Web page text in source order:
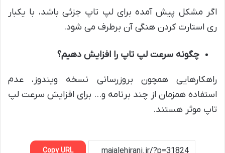
اگر مشکل پیش آمده برای لپ تاپ جزئی باشد، با یکبار
ری استارت کردن هنگی آن برطرف می شود.
چگونه سرعت لپ تاپ را افزایش دهیم؟
راهکارهایی همچون بروزرسانی نسخه ویندوز، عدم
استفاده همزمان از چند برنامه و… برای افزایش سرعت لپ
تاپ موثر هستند.
Copy URL